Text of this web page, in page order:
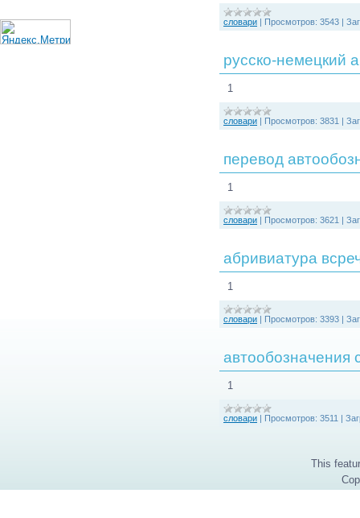
словари | Просмотров: 3543 |
русско-немецкий
1
словари | Просмотров: 3831 |
перевод
1
словари | Просмотров: 3621 |
абривиатура
1
словари | Просмотров: 3393 |
автообозначения
1
словари | Просмотров: 3511 |
This